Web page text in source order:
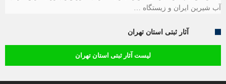
آب شیرین ایران و زیستگاه …
آثار ثبتی استان تهران
لیست آثار ثبتی استان تهران